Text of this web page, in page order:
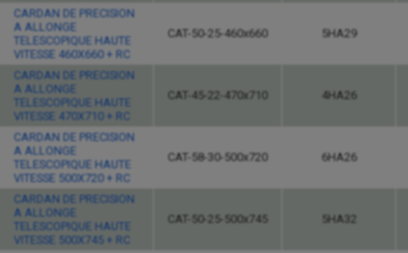
CARDAN DE PRECISION
A ALLONGE
TELESCOPIQUE HAUTE
VITESSE 460X660 + RC
CAT-50-25-460x660 5HA29
CARDAN DE PRECISION
A ALLONGE
TELESCOPIQUE HAUTE
VITESSE 470X710 + RC
CAT-45-22-470x710 4HA26
CARDAN DE PRECISION
A ALLONGE
TELESCOPIQUE HAUTE
VITESSE 500X720 + RC
CAT-58-30-500x720 6HA26
CARDAN DE PRECISION
A ALLONGE
TELESCOPIQUE HAUTE
VITESSE 500X745 + RC
CAT-50-25-500x745 5HA32